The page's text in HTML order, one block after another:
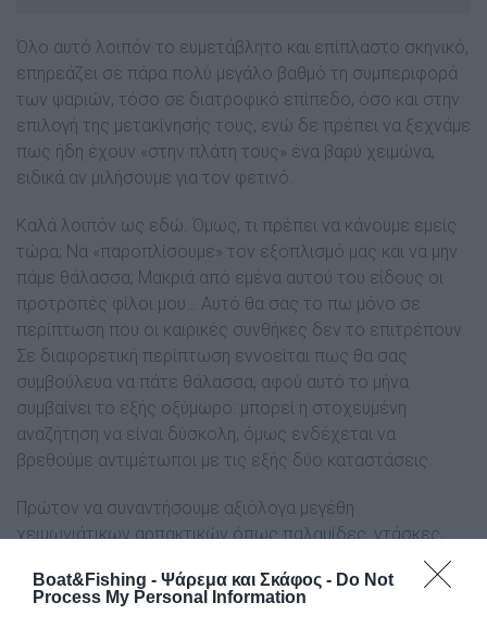
Boat&Fishing - Ψάρεμα και Σκάφος - Do Not
Process My Personal Information
Όλο αυτό λοιπόν το ευµετάβλητο και επίπλαστο σκηνικό,
επηρεάζει σε πάρα πολύ µεγάλο βαθµό τη συµπεριφορά
των ψαριών, τόσο σε διατροφικό επίπεδο, όσο και στην
επιλογή της µετακίνησής τους, ενώ δε πρέπει να ξεχνάµε
πως ήδη έχουν «στην πλάτη τους» ένα βαρύ χειμώνα,
ειδικά αν µιλήσουµε για τον φετινό.
Καλά λοιπόν ως εδώ. Όµως, τι πρέπει να κάνουµε εµείς
τώρα; Να «παροπλίσουµε» τον εξοπλισμό µας και να µην
πάµε θάλασσα; Μακριά από εµένα αυτού του είδους οι
προτροπές φίλοι µου… Αυτό θα σας το πω µόνο σε
περίπτωση που οι καιρικές συνθήκες δεν το επιτρέπουν.
Σε διαφορετική περίπτωση εννοείται πως θα σας
συµβούλευα να πάτε θάλασσα, αφού αυτό το µήνα
συµβαίνει το εξής οξύµωρο: µπορεί η στοχευµένη
αναζήτηση να είναι δύσκολη, όµως ενδέχεται να
βρεθούµε αντιµέτωποι µε τις εξής δύο καταστάσεις.
Πρώτον να συναντήσουµε αξιόλογα µεγέθη
χειµωνιάτικων αρπακτικών όπως παλαμίδες, ντάσκες,
ανοιξιάτικου «τόξου», όπως κοκάλια, μελανούρια, λίτσες
κ.ά. Αυτό συνέβη και την προηγούµενη χρονιά, αφού τα